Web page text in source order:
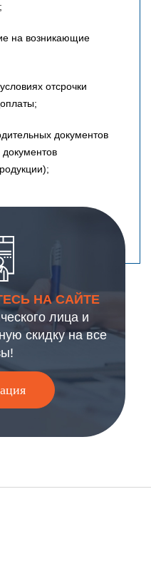
на возникающие
отсрочки
документов
документов
НА САЙТЕ
лица и
скидку на все